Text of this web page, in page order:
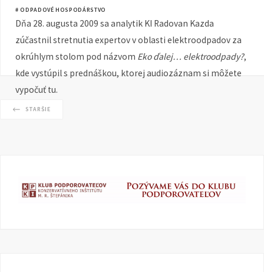
# ODPADOVÉ HOSPODÁRSTVO
Dňa 28. augusta 2009 sa analytik KI Radovan Kazda
zúčastnil stretnutia expertov v oblasti elektroodpadov za
okrúhlym stolom pod názvom Eko ďalej… elektroodpady?,
kde vystúpil s prednáškou, ktorej audiozáznam si môžete
vypočuť tu.
STARŠIE